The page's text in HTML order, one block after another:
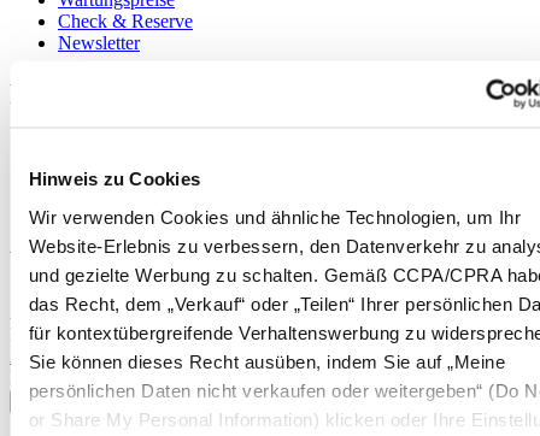
Hinweis zu Cookies
Wir verwenden Cookies und ähnliche Technologien, um Ihr
Website-Erlebnis zu verbessern, den Datenverkehr zu
und gezielte Werbung zu schalten. Gemäß CCPA/CPRA
das Recht, dem „Verkauf“ oder „Teilen“ Ihrer persönlichen
für kontextübergreifende Verhaltenswerbung zu
Sie können dieses Recht ausüben, indem Sie auf „Meine
persönlichen Daten nicht verkaufen oder weitergeben“ (Do
or Share My Personal Information) klicken oder Ihre
Check & Reserve
Newsletter
Rechtliches
Hinweis zu Cookies
Verkaufsbedingungen und Konditionen
Willkommen im CERTINA Club
Abonnieren Sie unseren Newsletter und erhalten Sie exklusive
Information
Anmelden
Land/Region auswählen
Sprachumschalter